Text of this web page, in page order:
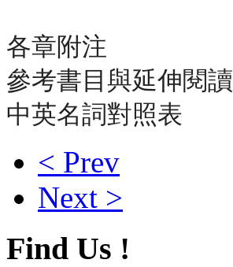
各章附注
參考書目與延伸閱讀
中英名詞對照表
< Prev
Next >
Find Us !